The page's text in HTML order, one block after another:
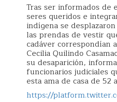
Tras ser informados de
seres queridos e
indígena se
las prendas de vestir
cadáver correspondían
Cecilia Quilindo
su desaparición,
funcionarios judiciales
esta ama de casa de 52
https://